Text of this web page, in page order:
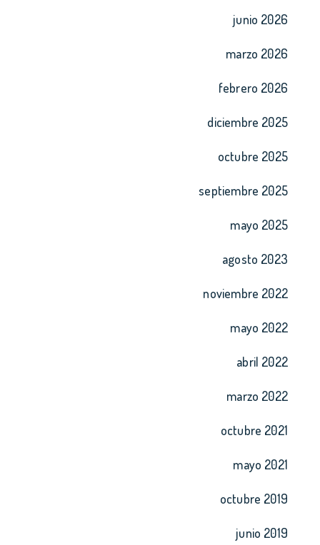
junio 2026
marzo 2026
febrero 2026
diciembre 2025
octubre 2025
septiembre 2025
mayo 2025
agosto 2023
noviembre 2022
mayo 2022
abril 2022
marzo 2022
octubre 2021
mayo 2021
octubre 2019
junio 2019